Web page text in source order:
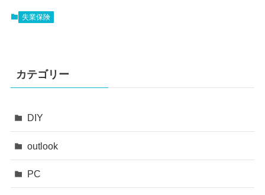
失業保険
カテゴリー
DIY
outlook
PC